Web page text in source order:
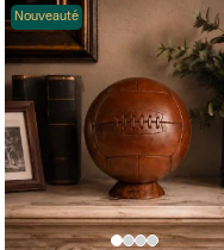
Nouveauté